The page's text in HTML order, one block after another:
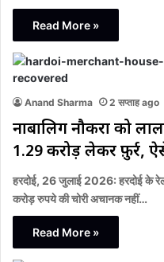
Read More »
Anand Sharma 2 सप्ताह ago
नाबालिग नौकरों को
1.29 करोड़ लेकर फ़ुर्र,
हरदोई, 26 जुलाई 2026: हरदोई के
करोड़ रुपये की चोरी अचानक नहीं…
Read More »